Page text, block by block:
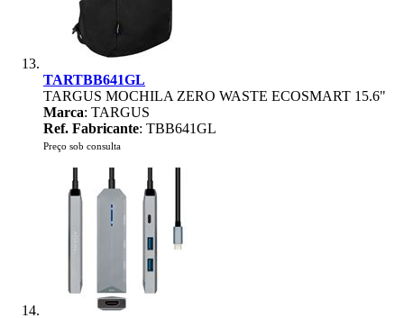
TARTBB641GL
TARGUS MOCHILA ZERO WASTE ECOSMART 15.6"
Marca: TARGUS
Ref. Fabricante: TBB641GL
Preço sob consulta